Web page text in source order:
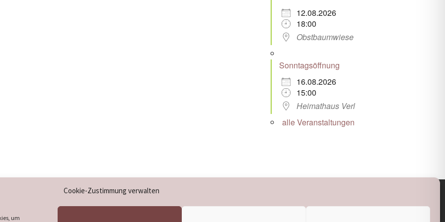
Cookie-Zustimmung verwalten
um
12.08.2026
18:00
Obstbaumwiese
Sonntagsöffnung
16.08.2026
15:00
Heimathaus Verl
alle Veranstaltungen